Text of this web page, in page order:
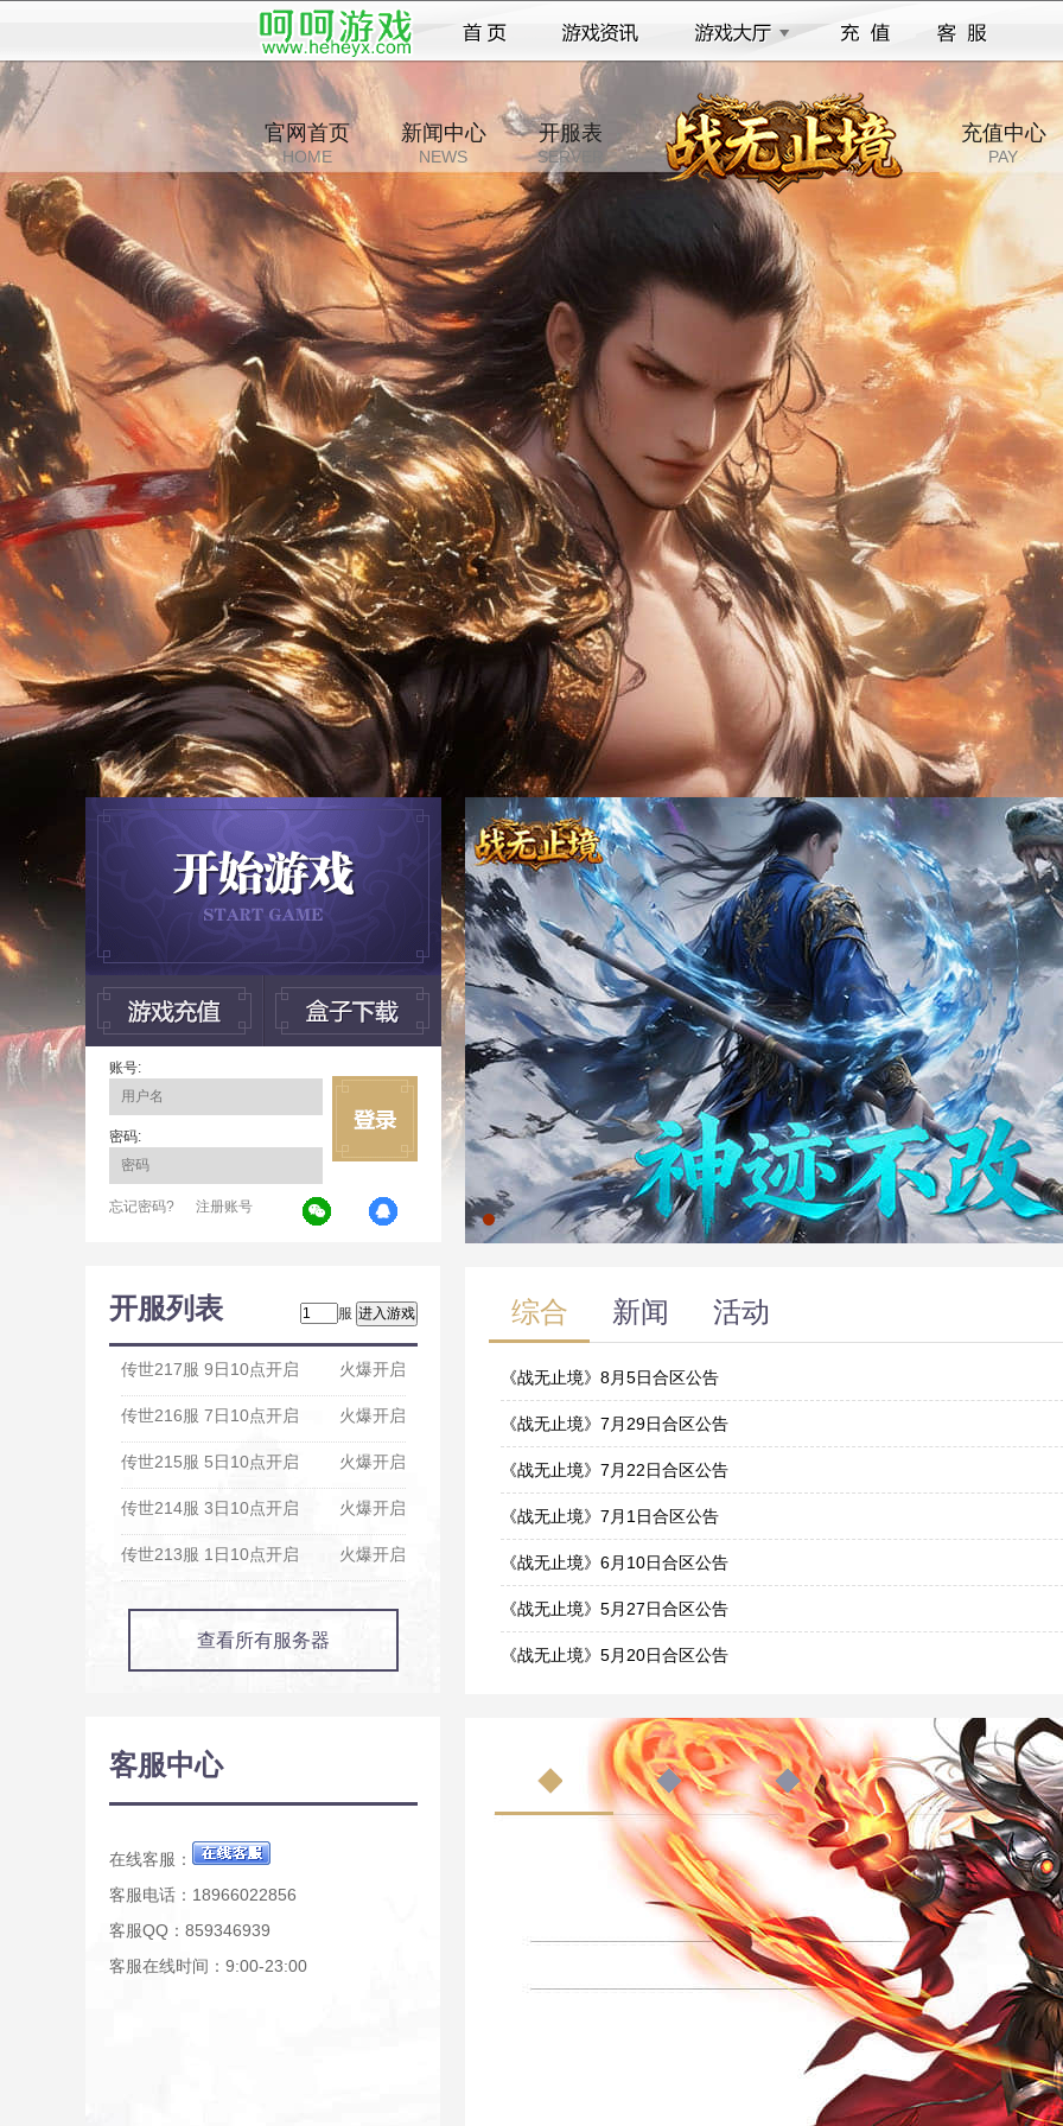
境
官网首页
HOME
新闻中心
NEWS
开服表
SERVER
充值中心
PAY
账号:
密码:
忘记密码? 注册账号
开服列表 服
火爆开启
传世217服 9日10点开启
火爆开启
传世216服 7日10点开启
火爆开启
传世215服 5日10点开启
火爆开启
传世214服 3日10点开启
火爆开启
传世213服 1日10点开启
查看所有服务器
客服中心
在线客服：
客服电话：18966022856
客服QQ：859346939
客服在线时间：9:00-23:00
综合 新闻 活动
《战无止境》8月5日合区公告
08-04
《战无止境》7月29日合区公告
07-28
《战无止境》7月22日合区公告
07-21
《战无止境》7月1日合区公告
06-30
《战无止境》6月10日合区公告
06-09
《战无止境》5月27日合区公告
05-26
《战无止境》5月20日合区公告
《战无止境》4月22日合区公告
《战无止境》4月15日合区公告